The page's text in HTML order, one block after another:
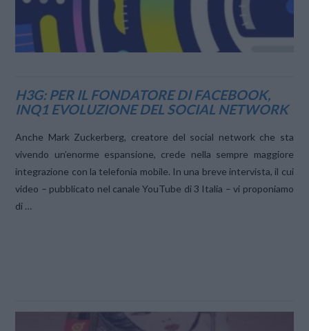
H3G: PER IL FONDATORE DI FACEBOOK,
INQ1 EVOLUZIONE DEL SOCIAL NETWORK
Anche Mark Zuckerberg, creatore del social network che sta
vivendo un’enorme espansione, crede nella sempre maggiore
integrazione con la telefonia mobile. In una breve intervista, il cui
video – pubblicato nel canale YouTube di 3 Italia – vi proponiamo
di …